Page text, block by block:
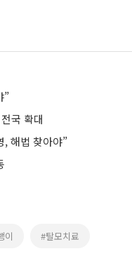
”
국 확대
해법 찾아야”
이 #탈모치료